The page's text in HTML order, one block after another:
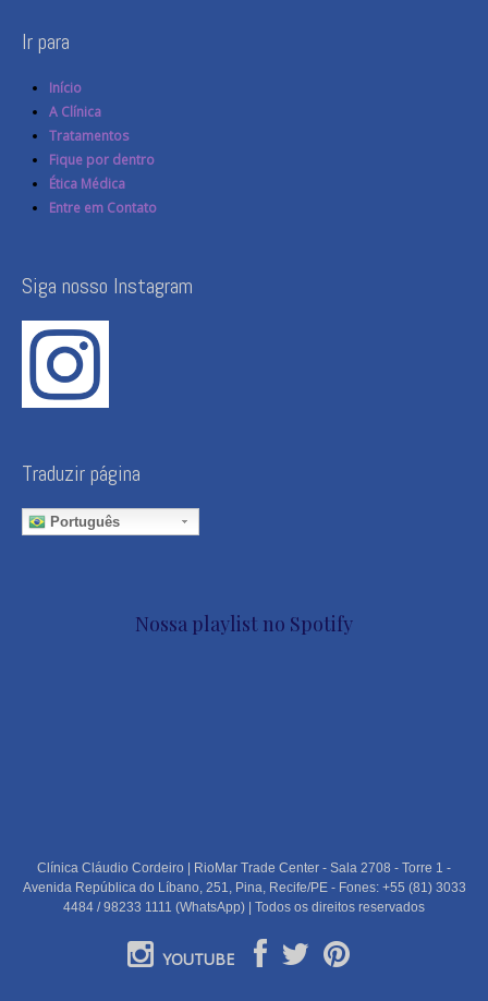
Ir para
Início
A Clínica
Tratamentos
Fique por dentro
Ética Médica
Entre em Contato
Siga nosso Instagram
Traduzir página
Português
Nossa playlist no Spotify
Clínica Cláudio Cordeiro | RioMar Trade Center - Sala 2708 - Torre 1 -
Avenida República do Líbano, 251, Pina, Recife/PE - Fones: +55 (81) 3033
4484 / 98233 1111 (WhatsApp) | Todos os direitos reservados
YOUTUBE